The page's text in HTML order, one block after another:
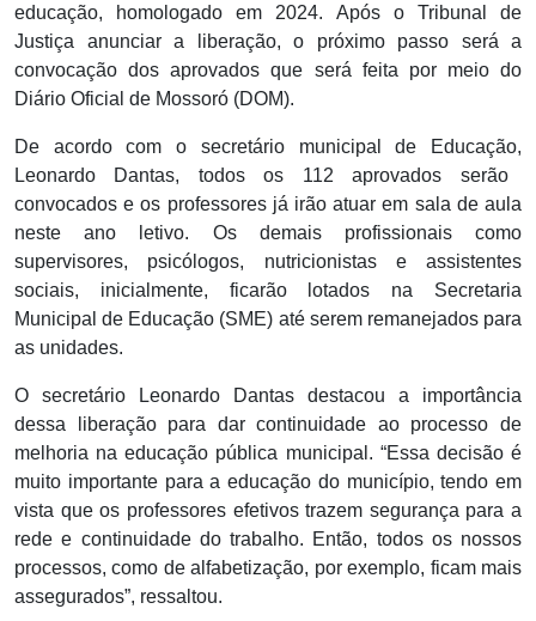
educação, homologado em 2024. Após o Tribunal de
Justiça anunciar a liberação, o próximo passo será a
convocação dos aprovados que será feita por meio do
Diário Oficial de Mossoró (DOM).
De acordo com o secretário municipal de Educação,
Leonardo Dantas, todos os 112 aprovados serão
convocados e os professores já irão atuar em sala de aula
neste ano letivo. Os demais profissionais como
supervisores, psicólogos, nutricionistas e assistentes
sociais, inicialmente, ficarão lotados na Secretaria
Municipal de Educação (SME) até serem remanejados para
as unidades.
O secretário Leonardo Dantas destacou a importância
dessa liberação para dar continuidade ao processo de
melhoria na educação pública municipal. “Essa decisão é
muito importante para a educação do município, tendo em
vista que os professores efetivos trazem segurança para a
rede e continuidade do trabalho. Então, todos os nossos
processos, como de alfabetização, por exemplo, ficam mais
assegurados”, ressaltou.